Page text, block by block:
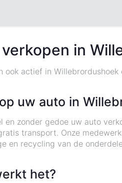
in
ook actief in
uw auto in
en zonder gedoe uw auto
transport. Onze
en recycling van de
het?